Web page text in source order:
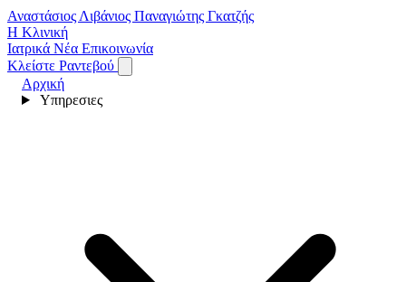
Αναστάσιος Λιβάνιος Παναγιώτης Γκατζής
Η Κλινική
Ιατρικά Νέα Επικοινωνία
Κλείστε Ραντεβού
Αρχική
Υπηρεσιες